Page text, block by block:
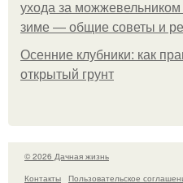
ухода за можжевельником
зиме — общие советы и
Осенние клубники: как
открытый грунт
© 2026 Дачная жизнь
Контакты
Пользовательское